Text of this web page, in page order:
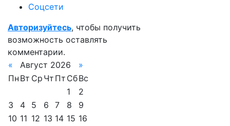
Соцсети
Авторизуйтесь, чтобы получить
возможность оставлять
комментарии.
«
Август 2026
»
Пн Вт Ср Чт Пт СбВс
1
2
3
4 5 6 7 8
9
10 11 12 13 14 15 16